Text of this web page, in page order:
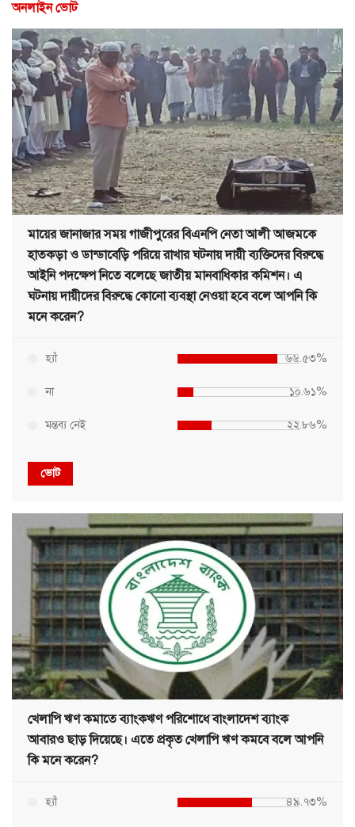
অনলাইন ভোট
মায়ের জানাজার সময় গাজীপুরের বিএনপি নেতা আলী আজমকে
হাতকড়া ও ডান্ডাবেড়ি পরিয়ে রাখার ঘটনায় দায়ী ব্যক্তিদের বিরুদ্ধে
আইনি পদক্ষেপ নিতে বলেছে জাতীয় মানবাধিকার কমিশন। এ
ঘটনায় দায়ীদের বিরুদ্ধে কোনো ব্যবস্থা নেওয়া হবে বলে আপনি কি
মনে করেন?
হ্যাঁ ৬৬.৫৩%
না ১০.৬১%
মন্তব্য নেই ২২.৮৬%
ভোট
খেলাপি ঋণ কমাতে ব্যাংকঋণ পরিশোধে বাংলাদেশ ব্যাংক
আবারও ছাড় দিয়েছে। এতে প্রকৃত খেলাপি ঋণ কমবে বলে আপনি
কি মনে করেন?
হ্যাঁ ৪৯.৭৩%